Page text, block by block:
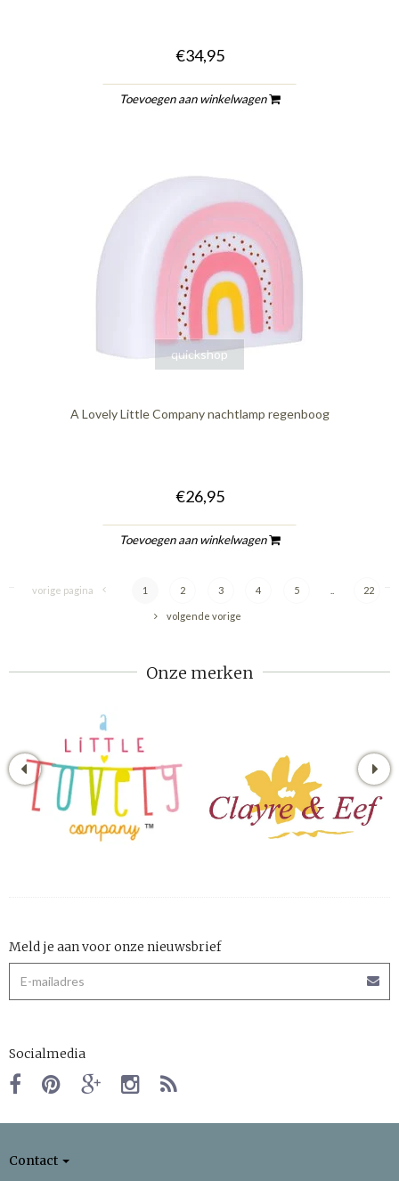
€34,95
Toevoegen aan winkelwagen
quickshop
A Lovely Little Company nachtlamp regenboog
€26,95
Toevoegen aan winkelwagen
vorige pagina 1 2 3 4 5 22
volgende vorige
Onze merken
Meld je aan voor onze nieuwsbrief
Socialmedia
Contact